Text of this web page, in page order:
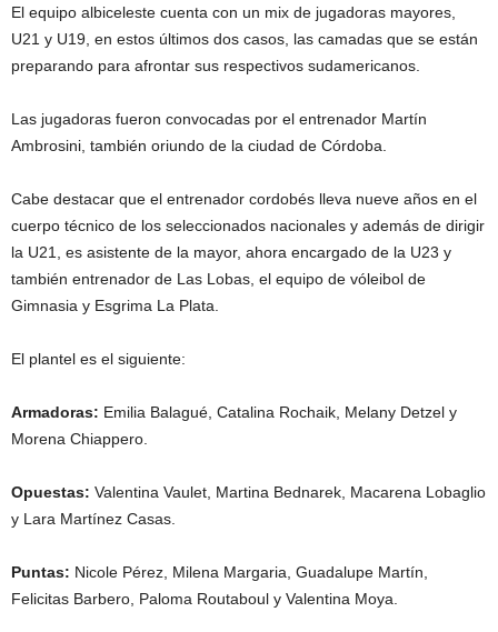
El equipo albiceleste cuenta con un mix de jugadoras mayores,
U21 y U19, en estos últimos dos casos, las camadas que se están
preparando para afrontar sus respectivos sudamericanos.
Las jugadoras fueron convocadas por el entrenador Martín
Ambrosini, también oriundo de la ciudad de Córdoba.
Cabe destacar que el entrenador cordobés lleva nueve años en el
cuerpo técnico de los seleccionados nacionales y además de dirigir
la U21, es asistente de la mayor, ahora encargado de la U23 y
también entrenador de Las Lobas, el equipo de vóleibol de
Gimnasia y Esgrima La Plata.
El plantel es el siguiente:
Armadoras: Emilia Balagué, Catalina Rochaik, Melany Detzel y
Morena Chiappero.
Opuestas: Valentina Vaulet, Martina Bednarek, Macarena Lobaglio
y Lara Martínez Casas.
Puntas: Nicole Pérez, Milena Margaria, Guadalupe Martín,
Felicitas Barbero, Paloma Routaboul y Valentina Moya.